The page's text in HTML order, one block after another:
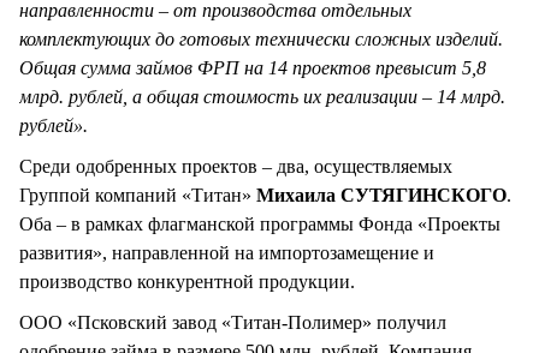
направленности – от производства отдельных
комплектующих до готовых технически сложных изделий.
Общая сумма займов ФРП на 14 проектов превысит 5,8
млрд. рублей, а общая стоимость их реализации – 14 млрд.
рублей».
Среди одобренных проектов – два, осуществляемых
Группой компаний «Титан» Михаила СУТЯГИНСКОГО.
Оба – в рамках флагманской программы Фонда «Проекты
развития», направленной на импортозамещение и
производство конкурентной продукции.
ООО «Псковский завод «Титан-Полимер» получил